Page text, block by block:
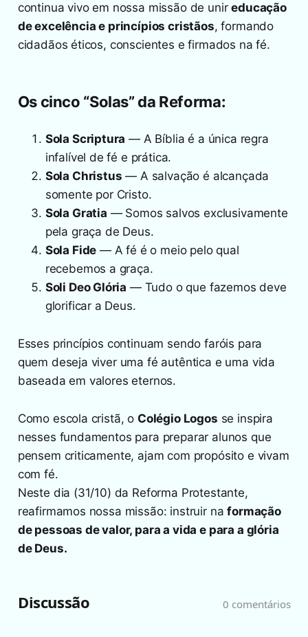
continua vivo em nossa missão de unireducação
de excelência e princípios cristãos, formando
cidadãos éticos, conscientes e firmados na fé.
Os cinco “Solas” da Reforma:
Sola Scriptura — A Bíblia é a única regra
infalível de fé e prática.
Sola Christus — A salvação é alcançada
somente por Cristo.
Sola Gratia — Somos salvos exclusivamente
pela graça de Deus.
Sola Fide — A fé é o meio pelo qual
recebemos a graça.
Soli Deo Glória — Tudo o que fazemos deve
glorificar a Deus.
Esses princípios continuam sendo faróis para
quem deseja viver uma fé autêntica e uma vida
baseada em valores eternos.
Como escola cristã, o Colégio Logos se inspira
nesses fundamentos para preparar alunos que
pensem criticamente, ajam com propósito e vivam
com fé.
Neste dia (31/10) da Reforma Protestante,
reafirmamos nossa missão: instruir naformação
de pessoas de valor, para a vida e para a glória
de Deus.